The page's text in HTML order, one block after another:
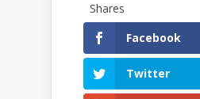
Shares
Facebook
Twitter